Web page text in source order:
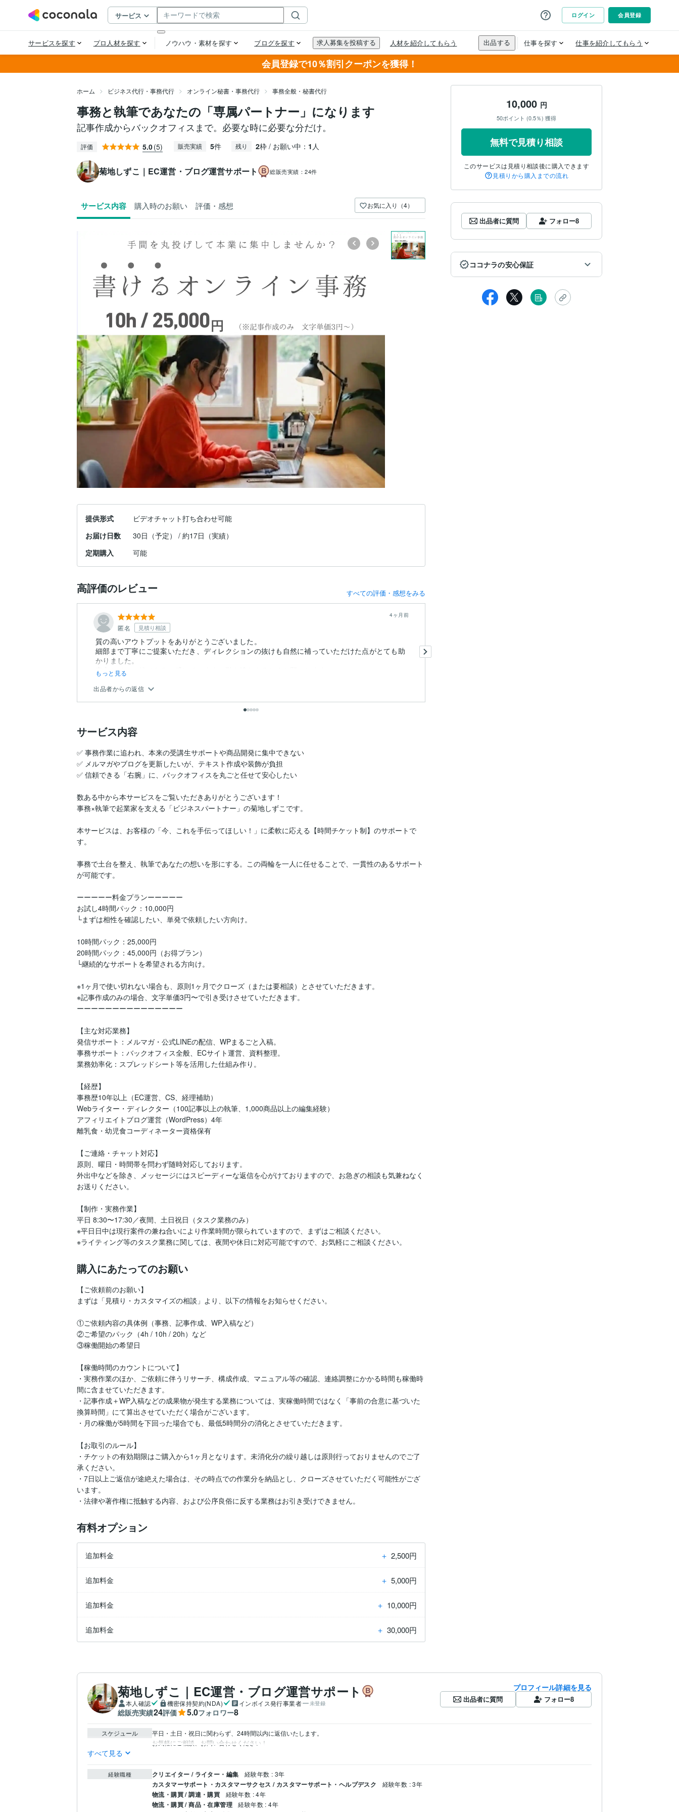
会員登録で10％割引クーポンを獲得！
ホーム ビジネス代行・事務代行 オンライン秘書・事務代行 事務全般・秘書代行
事務と執筆であなたの「専属パートナー」になります
記事作成からバックオフィスまで。必要な時に必要な分だけ。
評価 5.0(5) 販売実績 5件 残り 2枠 / お願い中： 1 人
菊地しずこ｜EC運営・ブログ運営サポート 総販売実績： 24件
サービス内容 購入時のお願い 評価・感想 お気に入り（4）
提供形式
ビデオチャット打ち合わせ可能
お届け日数
30日（予定） / 約17日（実績）
定期購入
可能
高評価のレビュー すべての評価・感想をみる
匿名 見積り相談
4ヶ月前
質の高いアウトプットをありがとうございました。
細部まで丁寧にご提案いただき、ディレクションの抜けも自然に補っていただけた点がとても助
かりました。
安心してご一緒できると感じています。引き続きよろしくお願いします。
もっと見る
出品者からの返信
サービス内容
✅ 事務作業に追われ、本来の受講生サポートや商品開発に集中できない
✅ メルマガやブログを更新したいが、テキスト作成や装飾が負担
✅ 信頼できる「右腕」に、バックオフィスを丸ごと任せて安心したい
数ある中から本サービスをご覧いただきありがとうございます！
事務×執筆で起業家を支える「ビジネスパートナー」の菊地しずこです。
本サービスは、お客様の「今、これを手伝ってほしい！」に柔軟に応える【時間チケット制】のサポートで
す。
事務で土台を整え、執筆であなたの想いを形にする。この両輪を一人に任せることで、一貫性のあるサポート
が可能です。
ーーーーー料金プランーーーーー
お試し4時間パック：10,000円
└まずは相性を確認したい、単発で依頼したい方向け。
10時間パック：25,000円
20時間パック：45,000円（お得プラン）
└継続的なサポートを希望される方向け。
※1ヶ月で使い切れない場合も、原則1ヶ月でクローズ（または要相談）とさせていただきます。
※記事作成のみの場合、文字単価3円〜で引き受けさせていただきます。
ーーーーーーーーーーーーーーー
【主な対応業務】
発信サポート：メルマガ・公式LINEの配信、WPまるごと入稿。
事務サポート：バックオフィス全般、ECサイト運営、資料整理。
業務効率化：スプレッドシート等を活用した仕組み作り。
【経歴】
事務歴10年以上（EC運営、CS、経理補助）
Webライター・ディレクター（100記事以上の執筆、1,000商品以上の編集経験）
アフィリエイトブログ運営（WordPress）4年
離乳食・幼児食コーディネーター資格保有
【ご連絡・チャット対応】
原則、曜日・時間帯を問わず随時対応しております。
外出中などを除き、メッセージにはスピーディーな返信を心がけておりますので、お急ぎの相談も気兼ねなく
お送りください。
【制作・実務作業】
平日 8:30〜17:30／夜間、土日祝日（タスク業務のみ）
※平日日中は現行案件の兼ね合いにより作業時間が限られていますので、まずはご相談ください。
※ライティング等のタスク業務に関しては、夜間や休日に対応可能ですので、お気軽にご相談ください。
購入にあたってのお願い
【ご依頼前のお願い】
まずは「見積り・カスタマイズの相談」より、以下の情報をお知らせください。
①ご依頼内容の具体例（事務、記事作成、WP入稿など）
②ご希望のパック（4h / 10h / 20h）など
③稼働開始の希望日
【稼働時間のカウントについて】
・実務作業のほか、ご依頼に伴うリサーチ、構成作成、マニュアル等の確認、連絡調整にかかる時間も稼働時
間に含ませていただきます。
・記事作成＋WP入稿などの成果物が発生する業務については、実稼働時間ではなく「事前の合意に基づいた
換算時間」にて算出させていただく場合がございます。
・月の稼働が5時間を下回った場合でも、最低5時間分の消化とさせていただきます。
【お取引のルール】
・チケットの有効期限はご購入から1ヶ月となります。未消化分の繰り越しは原則行っておりませんのでご了
承ください。
・7日以上ご返信が途絶えた場合は、その時点での作業分を納品とし、クローズさせていただく可能性がござ
います。
・法律や著作権に抵触する内容、および公序良俗に反する業務はお引き受けできません。
有料オプション
追加料金 ＋ 2,500円
追加料金 ＋ 5,000円
追加料金 ＋ 10,000円
追加料金 ＋ 30,000円
10,000 円
50ポイント (0.5％) 獲得
無料で見積り相談
このサービスは見積り相談後に購入できます
見積りから購入までの流れ
出品者に質問 フォロー8
ココナラの安心保証
菊地しずこ｜EC運営・ブログ運営サポート
本人確認 機密保持契約(NDA) インボイス発行事業者 未登録
総販売実績24評価 5.0フォロワー8
プロフィール詳細を見る
出品者に質問 フォロー8
スケジュール
平日・土日・祝日に関わらず、24時間以内に返信いたします。
お気軽にご相談、お問い合わせください！
すべて見る
経験職種 クリエイター / ライター・編集 経験年数 : 3年
カスタマーサポート・カスタマーサクセス / カスタマーサポート・ヘルプデスク 経験年数 : 3年
物流・購買 / 調達・購買 経験年数 : 4年
物流・購買 / 商品・在庫管理 経験年数 : 4年